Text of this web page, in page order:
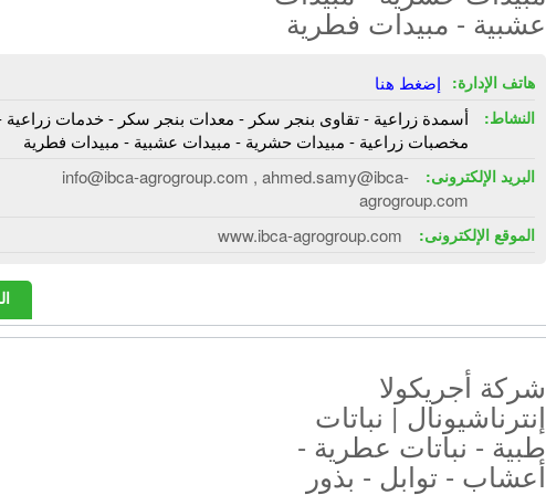
عشبية - مبيدات فطرية
هاتف الإدارة: إضغط هنا
النشاط:
أسمدة زراعية - تقاوى بنجر سكر - معدات بنجر سكر - خدمات زراعية
مخصبات زراعية - مبيدات حشرية - مبيدات عشبية - مبيدات فطرية
البريد الإلكترونى:
info@ibca-agrogroup.com , ahmed.samy@ibca-
agrogroup.com
الموقع الإلكترونى: www.ibca-agrogroup.com
شركة أجريكولا
إنترناشيونال | نباتات
طبية - نباتات عطرية -
أعشاب - توابل - بذور